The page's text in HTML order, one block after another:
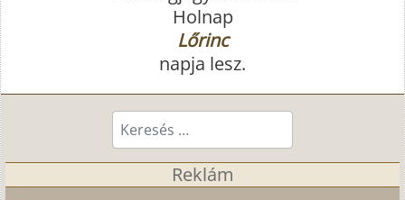
Holnap
Lőrinc
napja lesz.
Keresés...
Reklám